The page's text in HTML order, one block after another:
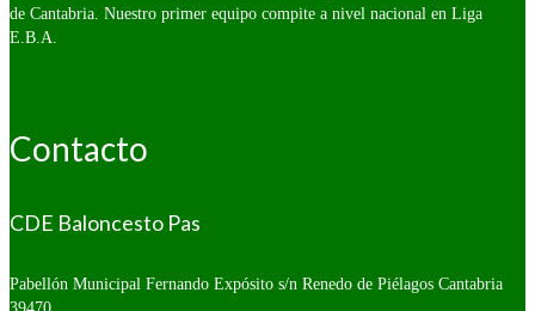
de Cantabria. Nuestro primer equipo compite a nivel nacional en Liga
E.B.A.
Contacto
CDE Baloncesto Pas
Pabellón Municipal Fernando Expósito s/n Renedo de Piélagos Cantabria